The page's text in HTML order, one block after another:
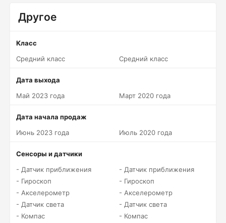
Другое
Класс
Средний класс
Средний класс
Дата выхода
Май 2023 года
Март 2020 года
Дата начала продаж
Июнь 2023 года
Июль 2020 года
Сенсоры и датчики
- Датчик приближения
- Гироскоп
- Акселерометр
- Датчик света
- Компас
- Датчик приближения
- Гироскоп
- Акселерометр
- Датчик света
- Компас